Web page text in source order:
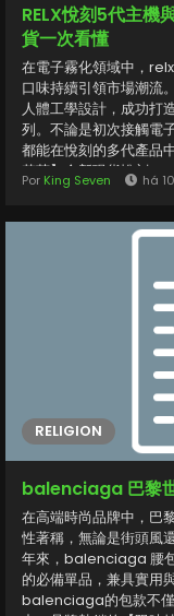
RELX悅刻5代主機
貨一次看懂
在電子霧化領域中，
口味持續引領市場潮流
人體工學設計，成功打
列。不論是初次接觸電
都能在悅刻的多代產品
花茶】全新現貨悅刻
機)，這款新品一經推出
氣息。不僅如此，該
便利性，讓使用者能自
避免滲漏與焦味問題，
生，讓每一顆煙彈在開
清新淡口系列，非常適
Por King Seven há
RELIGION
balenciaga 巴黎
在高端時尚品牌中，巴
性著稱，無論是街頭風
年來，balenciaga 腰
的必備單品，兼具實用
balenciaga的包款不僅